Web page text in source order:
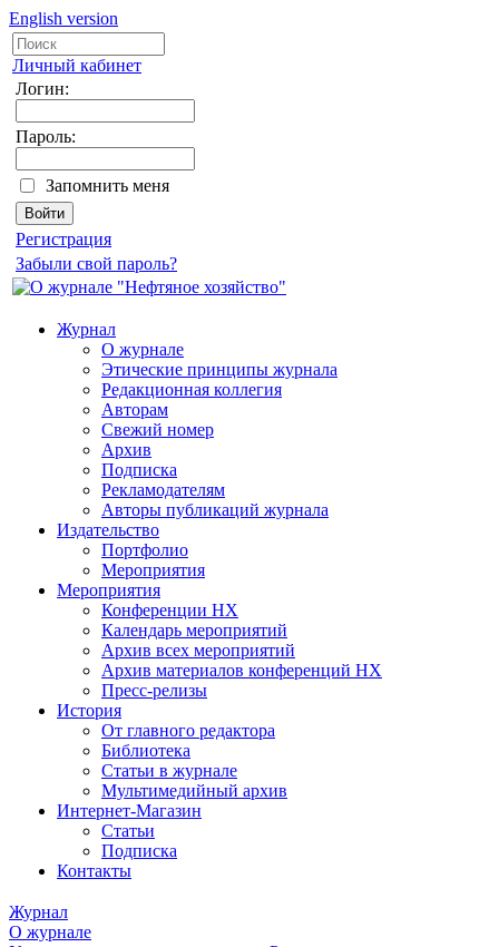
English version
Личный кабинет
Логин:
Пароль:
Запомнить меня
Регистрация
Забыли свой пароль?
Журнал
О журнале
Этические принципы журнала
Редакционная коллегия
Авторам
Свежий номер
Архив
Подписка
Рекламодателям
Авторы публикаций журнала
Издательство
Портфолио
Мероприятия
Мероприятия
Конференции НХ
Календарь мероприятий
Архив всех мероприятий
Архив материалов конференций НХ
Пресс-релизы
История
От главного редактора
Библиотека
Статьи в журнале
Мультимедийный архив
Интернет-Магазин
Статьи
Подписка
Контакты
Журнал
О журнале